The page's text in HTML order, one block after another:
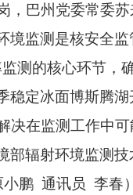
， 巴州党委常委苏
境监测是核安全
测的核心环节，
稳定冰面博斯腾湖
决在监测工作中可
部辐射环境监测技
小鹏 通讯员 李春）